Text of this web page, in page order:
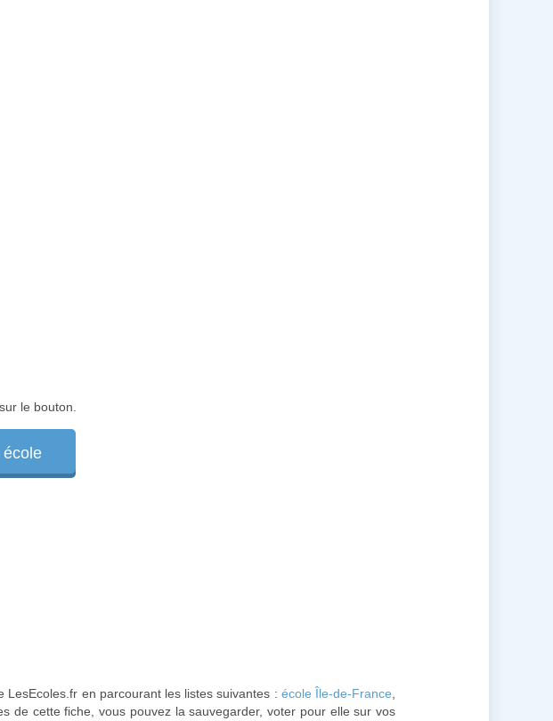
le bouton.
LesEcoles.fr en parcourant les listes suivantes : école Île-de-France
de cette fiche, vous pouvez la sauvegarder, voter pour elle sur vos